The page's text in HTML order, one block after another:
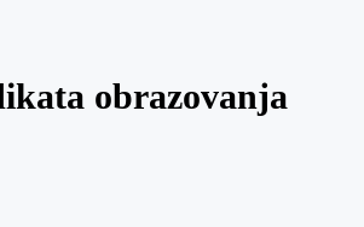
obrazovanja